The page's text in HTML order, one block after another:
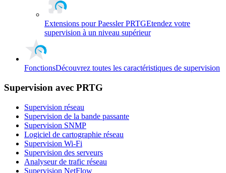
Extensions pour Paessler PRTGEtendez votre
supervision à un niveau supérieur
FonctionsDécouvrez toutes les caractéristiques de supervision
Supervision avec PRTG
Supervision réseau
Supervision de la bande passante
Supervision SNMP
Logiciel de cartographie réseau
Supervision Wi-Fi
Supervision des serveurs
Analyseur de trafic réseau
Supervision NetFlow